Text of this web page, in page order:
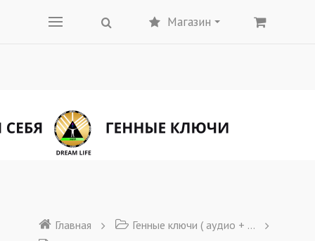
Магазин
Главная
Генные ключи ( аудио + текст)